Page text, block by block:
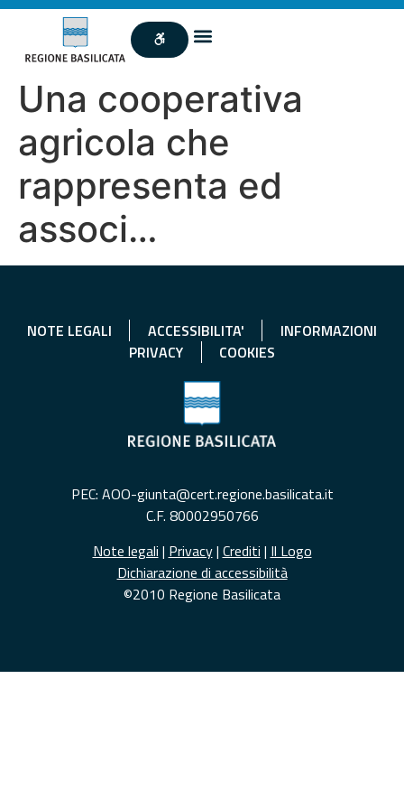
Una cooperativa
agricola che
rappresenta ed
associ…
NOTE LEGALI ACCESSIBILITA'
INFORMAZIONI
PRIVACY
COOKIES
PEC: AOO-giunta@cert.regione.basilicata.it
C.F. 80002950766
Note legali | Privacy| Crediti | Il Logo
Dichiarazione di accessibilità
©2010 Regione Basilicata